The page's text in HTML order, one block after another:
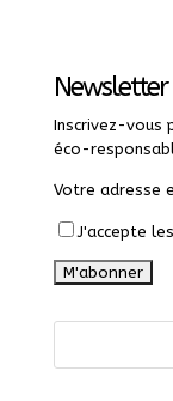
Newsletter
Inscrivez-vous
éco-
Votre adresse
J'accepte les